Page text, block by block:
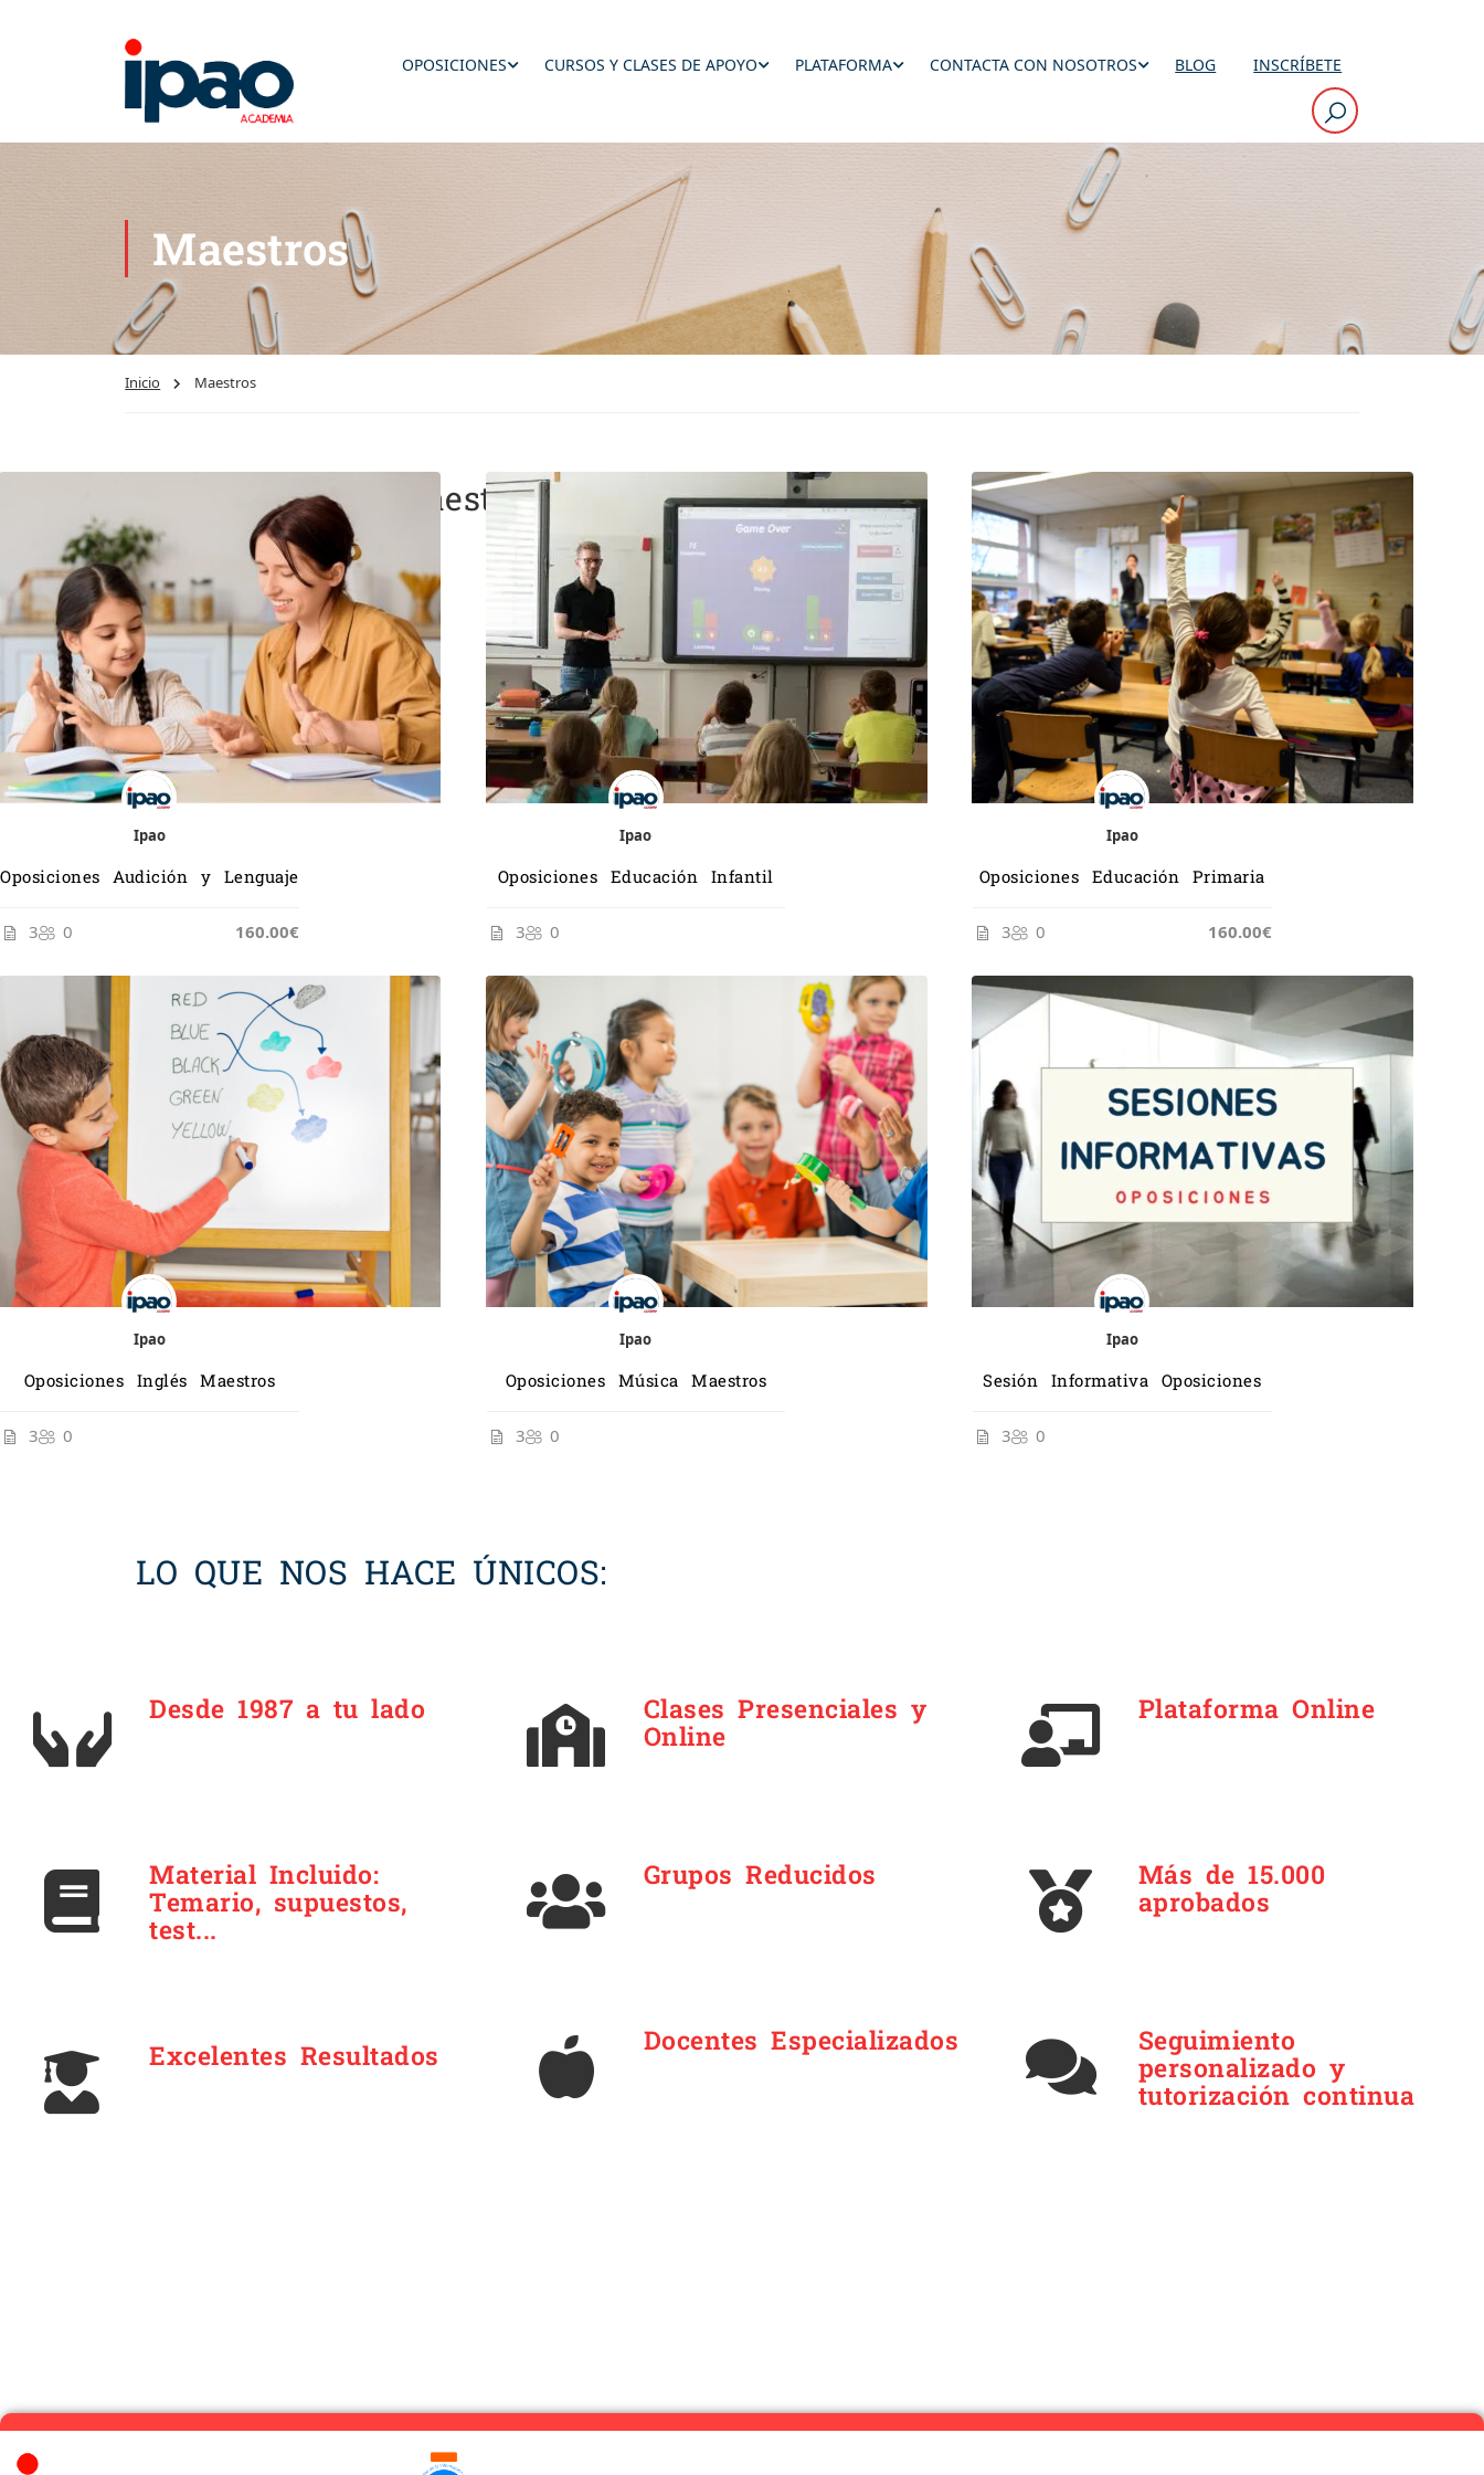
OPOSICIONES CURSOS Y CLASES DE APOYO PLATAFORMA CONTACTA CON NOSOTROS BLOG INSCRÍBETE
Maestros
Inicio Maestros
Oposiciones Cursos de Maestros
Ipao
Oposiciones Audición y Lenguaje
3 0 160.00€
Ipao
Oposiciones Educación Infantil
3 0
Ipao
Oposiciones Educación Primaria
3 0 160.00€
Ipao
Oposiciones Inglés Maestros
3 0
Ipao
Oposiciones Música Maestros
3 0
Ipao
Sesión Informativa Oposiciones
3 0
LO QUE NOS HACE ÚNICOS:
Desde 1987 a tu lado
Material Incluido:
Temario, supuestos,
test...
Excelentes Resultados
Clases Presenciales y
Online
Grupos Reducidos
Docentes Especializados
Plataforma Online
Más de 15.000
aprobados
Seguimiento
personalizado y
tutorización continua